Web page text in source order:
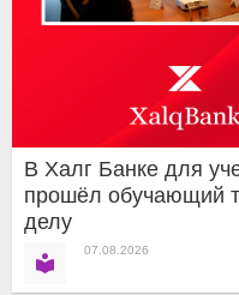
В Халг Банке для
прошёл обучающий
делу
07.08.2026